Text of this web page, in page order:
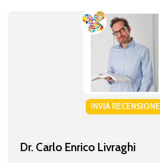
INVIA RECENSIONE
Dr. Carlo Enrico Livraghi